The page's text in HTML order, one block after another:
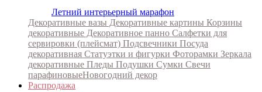
Летний интерьерный марафон
Декоративные вазы Декоративные картины Корзины
декоративные Декоративное панно Салфетки для
сервировки (плейсмат) Подсвечники Посуда
декоративная Статуэтки и фигурки Фоторамки Зеркала
декоративные Пледы Подушки Сумки Свечи
парафиновыеНовогодний декор
Распродажа